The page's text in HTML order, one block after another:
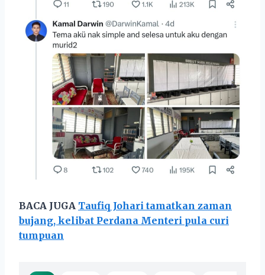
BACA JUGA Taufiq Johari tamatkan zaman
bujang, kelibat Perdana Menteri pula curi
tumpuan